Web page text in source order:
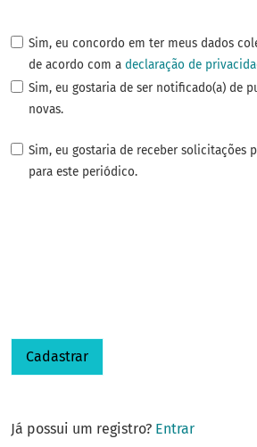
Sim, eu concordo em ter meus dados
de acordo com adeclaração de
Sim, eu gostaria de ser notificado(a) de
novas.
Sim, eu gostaria de receber solicitações
para este periódico.
Cadastrar
Já possui um registro? Entrar